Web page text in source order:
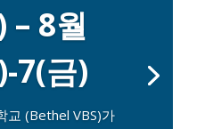
– 8월
7(금)
교 (Bethel VBS)가